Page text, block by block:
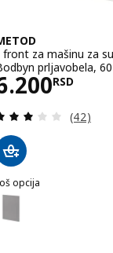
front za mašinu za
prljavobela,
RSD
(42)
opcija
METOD, 1